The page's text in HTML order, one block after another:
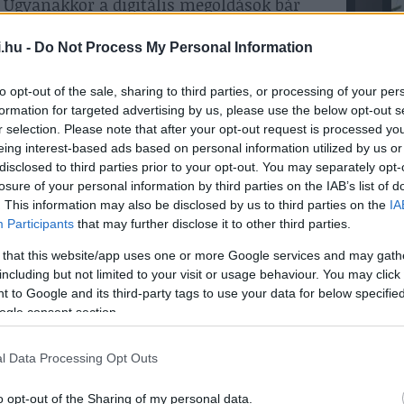
- Do Not Process My Personal Information
opt-out of the sale, sharing to third parties, or processing of your
for targeted advertising by us, please use the below opt-out
selection. Please note that after your opt-out request is processed
interest-based ads based on personal information utilized by us
to third parties prior to your opt-out. You may separately
of your personal information by third parties on the IAB’s list of
This information may also be disclosed by us to third parties on the
Participants that may further disclose it to other third parties.
that this website/app uses one or more Google services and may
but not limited to your visit or usage behaviour. You may
to Google and its third-party tags to use your data for below
consent section.
Data Processing Opt Outs
opt-out of the Sharing of my personal data.
Ezért az ügyfelek nem akarnak
szolgáltatások között: nagy értéket
amely mindkettőt egyszerre kínálja
kutatási
során a Prime értékkínálata
mutatók alapján, mint az „igények
Ezzel a Prime a több mint 1000
megoldások felső 25%-ába
digitális és személyes elemekre
tényező alapján választanák a
a szakértővel való személyes kapcsolat.